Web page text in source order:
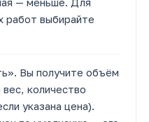
работ выбирайте
Вы получите объём
количество
указана цена).